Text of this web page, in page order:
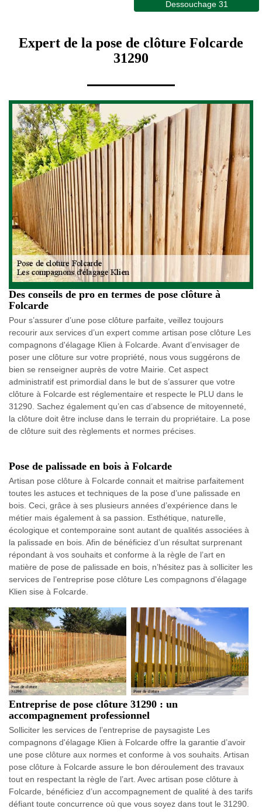
Dessouchage 31
Expert de la pose de clôture Folcarde
31290
Des conseils de pro en termes de pose clôture à
Folcarde
Pour s’assurer d’une pose clôture parfaite, veillez toujours
recourir aux services d’un expert comme artisan pose clôture Les
compagnons d'élagage Klien à Folcarde. Avant d’envisager de
poser une clôture sur votre propriété, nous vous suggérons de
bien se renseigner auprès de votre Mairie. Cet aspect
administratif est primordial dans le but de s’assurer que votre
clôture à Folcarde est réglementaire et respecte le PLU dans le
31290. Sachez également qu’en cas d’absence de mitoyenneté,
la clôture doit être incluse dans le terrain du propriétaire. La pose
de clôture suit des règlements et normes précises.
Pose de palissade en bois à Folcarde
Artisan pose clôture à Folcarde connait et maitrise parfaitement
toutes les astuces et techniques de la pose d’une palissade en
bois. Ceci, grâce à ses plusieurs années d’expérience dans le
métier mais également à sa passion. Esthétique, naturelle,
écologique et contemporaine sont autant de qualités associées à
la palissade en bois. Afin de bénéficiez d’un résultat surprenant
répondant à vos souhaits et conforme à la règle de l’art en
matière de pose de palissade en bois, n’hésitez pas à solliciter les
services de l’entreprise pose clôture Les compagnons d'élagage
Klien sise à Folcarde.
Entreprise de pose clôture 31290 : un
accompagnement professionnel
Solliciter les services de l’entreprise de paysagiste Les
compagnons d'élagage Klien à Folcarde offre la garantie d’avoir
une pose clôture aux normes et conforme à vos souhaits. Artisan
pose clôture à Folcarde assure le bon déroulement des travaux
tout en respectant la règle de l’art. Avec artisan pose clôture à
Folcarde, bénéficiez d’un accompagnement de qualité à des tarifs
défiant toute concurrence où que vous soyez dans tout le 31290.